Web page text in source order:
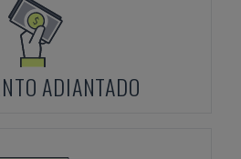
ADIANTADO